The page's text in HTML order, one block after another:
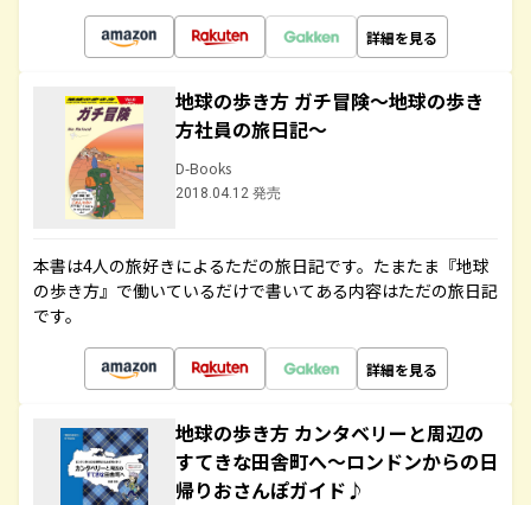
詳細を見る
地球の歩き方 ガチ冒険～地球の歩き
方社員の旅日記～
D-Books
2018.04.12 発売
本書は4人の旅好きによるただの旅日記です。たまたま『地球
の歩き方』で働いているだけで書いてある内容はただの旅日記
です。
詳細を見る
地球の歩き方 カンタベリーと周辺の
すてきな田舎町へ～ロンドンからの日
帰りおさんぽガイド♪